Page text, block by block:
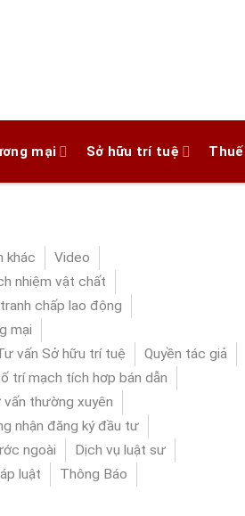
mại Sở hữu trí tuệ
khác
Video
nhiệm vật chất
chấp lao động
mại
vấn Sở hữu trí tuệ
Quyền tác giả
trí mạch tích hơp bán dẫn
vấn thường xuyên
nhận đăng ký đầu tư
ngoài
Dịch vụ luật sư
luật
Thông Báo